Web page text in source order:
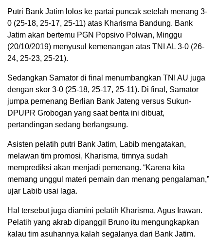
Putri Bank Jatim lolos ke partai puncak setelah menang 3-
0 (25-18, 25-17, 25-11) atas Kharisma Bandung. Bank
Jatim akan bertemu PGN Popsivo Polwan, Minggu
(20/10/2019) menyusul kemenangan atas TNI AL 3-0 (26-
24, 25-23, 25-21).
Sedangkan Samator di final menumbangkan TNI AU juga
dengan skor 3-0 (25-18, 25-17, 25-11). Di final, Samator
jumpa pemenang Berlian Bank Jateng versus Sukun-
DPUPR Grobogan yang saat berita ini dibuat,
pertandingan sedang berlangsung.
Asisten pelatih putri Bank Jatim, Labib mengatakan,
melawan tim promosi, Kharisma, timnya sudah
memprediksi akan menjadi pemenang. “Karena kita
memang unggul materi pemain dan menang pengalaman,”
ujar Labib usai laga.
Hal tersebut juga diamini pelatih Kharisma, Agus Irawan.
Pelatih yang akrab dipanggil Bruno itu mengungkapkan
kalau tim asuhannya kalah segalanya dari Bank Jatim.